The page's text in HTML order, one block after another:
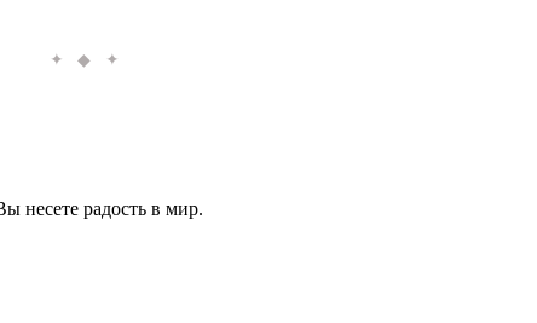
✦ ◆ ✦
несете радость в мир.